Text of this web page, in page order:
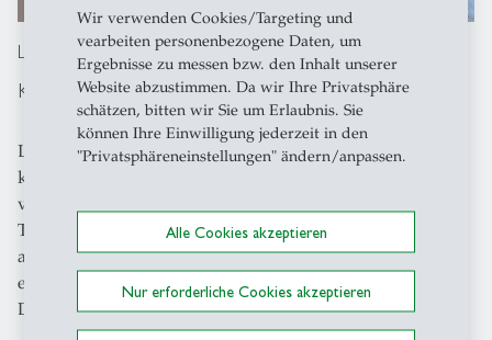
Wir verwenden Cookies/Targeting und
vearbeiten personenbezogene Daten, um
Ergebnisse zu messen bzw. den Inhalt unserer
Website abzustimmen. Da wir Ihre Privatsphäre
schätzen, bitten wir Sie um Erlaubnis. Sie
können Ihre Einwilligung jederzeit in den
"Privatsphäreneinstellungen" ändern/anpassen.
Alle Cookies akzeptieren
Nur erforderliche Cookies akzeptieren
LEGO Serious Play
Komplexes greifbar machen
LEGO Serious Play ist ein moderierter Prozess, der die
kreative Arbeit mit LEGO-Steinen mit der Geschäftswelt
verbindet. In einer begleiteten Session bauen die
Teilnehmenden individuelle und gemeinsame Modelle
als Antwort auf die Fragen Ihres Unternehmens. Die
entstandenen 3D-Modelle dienen als Ausgangspunkt für
Diskussionen, Wissensaustausch und Problemlösungen.